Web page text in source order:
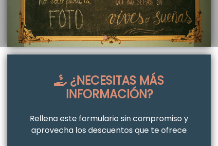
¿NECESITAS MÁS
INFORMACIÓN?
Rellena este formulario sin compromiso y
aprovecha los descuentos que te ofrece